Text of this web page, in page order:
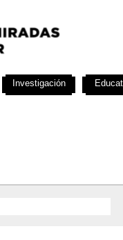
Investigación